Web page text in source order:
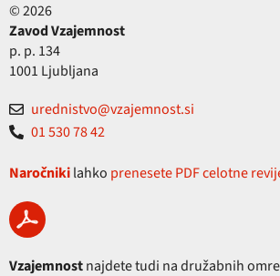
© 2026
Zavod Vzajemnost
p. p. 134
1001 Ljubljana
urednistvo@vzajemnost.si
01 530 78 42
Naročnikilahko prenesete PDF celotne
Vzajemnostnajdete tudi na družabnih